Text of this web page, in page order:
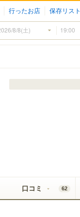
行ったお店 保存リスト
口コミ 62